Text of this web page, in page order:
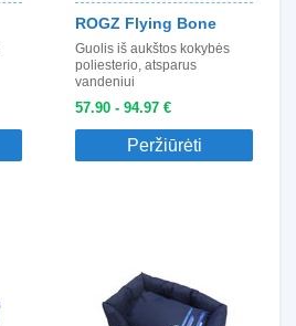
ROGZ Flying Bone
Guolis iš aukštos kokybės
poliesterio, atsparus
vandeniui
57.90 - 94.97 €
Peržiūrėti